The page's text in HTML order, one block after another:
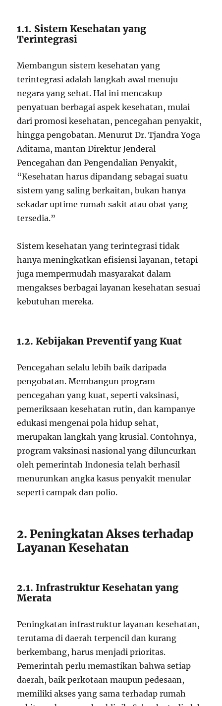
1.1. Sistem Kesehatan yang
Terintegrasi
Membangun sistem kesehatan yang
terintegrasi adalah langkah awal menuju
negara yang sehat. Hal ini mencakup
penyatuan berbagai aspek kesehatan, mulai
dari promosi kesehatan, pencegahan penyakit,
hingga pengobatan. Menurut Dr. Tjandra Yoga
Aditama, mantan Direktur Jenderal
Pencegahan dan Pengendalian Penyakit,
“Kesehatan harus dipandang sebagai suatu
sistem yang saling berkaitan, bukan hanya
sekadar uptime rumah sakit atau obat yang
tersedia.”
Sistem kesehatan yang terintegrasi tidak
hanya meningkatkan efisiensi layanan, tetapi
juga mempermudah masyarakat dalam
mengakses berbagai layanan kesehatan sesuai
kebutuhan mereka.
1.2. Kebijakan Preventif yang Kuat
Pencegahan selalu lebih baik daripada
pengobatan. Membangun program
pencegahan yang kuat, seperti vaksinasi,
pemeriksaan kesehatan rutin, dan kampanye
edukasi mengenai pola hidup sehat,
merupakan langkah yang krusial. Contohnya,
program vaksinasi nasional yang diluncurkan
oleh pemerintah Indonesia telah berhasil
menurunkan angka kasus penyakit menular
seperti campak dan polio.
2. Peningkatan Akses terhadap
Layanan Kesehatan
2.1. Infrastruktur Kesehatan yang
Merata
Peningkatan infrastruktur layanan kesehatan,
terutama di daerah terpencil dan kurang
berkembang, harus menjadi prioritas.
Pemerintah perlu memastikan bahwa setiap
daerah, baik perkotaan maupun pedesaan,
memiliki akses yang sama terhadap rumah